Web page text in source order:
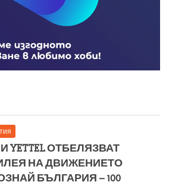
YETTEL ОТБЕЛЯЗВАТ
НА ДВИЖЕНИЕТО
БЪЛГАРИЯ – 100